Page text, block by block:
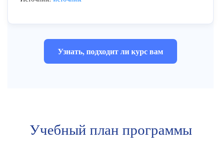
Узнать, подходит ли курс вам
Учебный план программы